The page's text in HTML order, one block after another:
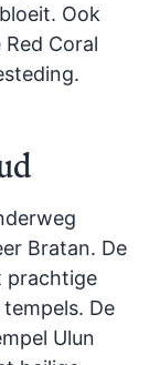
Ook
Coral
Bratan. De
prachtige
De
Ulun